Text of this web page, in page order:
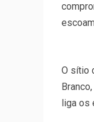
O sítio
liga os